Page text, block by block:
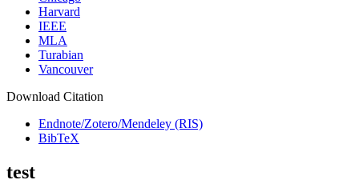
Harvard
IEEE
MLA
Turabian
Vancouver
Download Citation
Endnote/Zotero/Mendeley (RIS)
BibTeX
test